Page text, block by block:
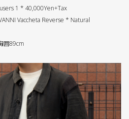
1 * 40,000Yen+Tax
Vaccheta Reverse * Natural
囲89cm